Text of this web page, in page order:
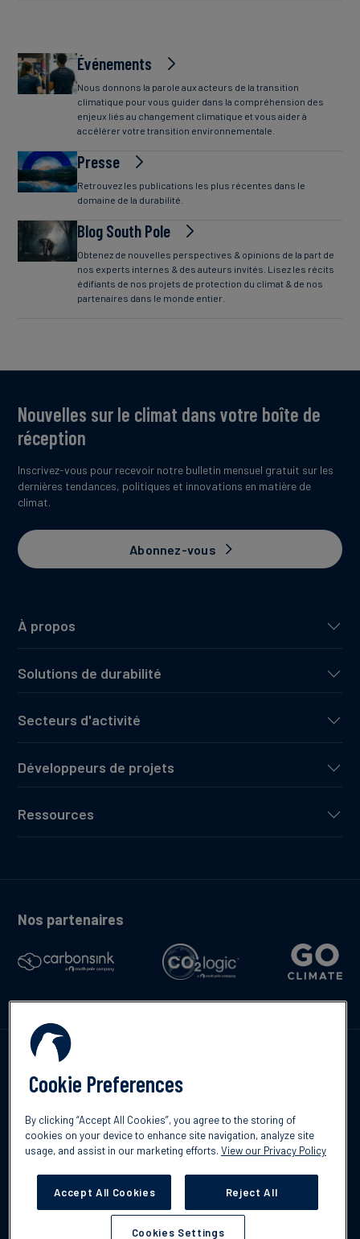
Événements
Nous donnons la parole aux acteurs de la transition
climatique pour vous guider dans la compréhension des
enjeux liés au changement climatique et vous aider à
accélérer votre transition environnementale.
Presse
Retrouvez les publications les plus récentes dans le
domaine de la durabilité.
Blog South Pole
Obtenez de nouvelles perspectives & opinions de la part de
nos experts internes & des auteurs invités. Lisez les récits
édifiants de nos projets de protection du climat & de nos
partenaires dans le monde entier.
English
À propos
Solutions de durabilité
Secteurs d'activité
Développeurs de projets
Ressources
Nouvelles sur le climat dans votre boîte de
réception
Inscrivez-vous pour recevoir notre bulletin mensuel gratuit sur les
dernières tendances, politiques et innovations en matière de
climat.
Abonnez-vous
Nos partenaires
responsabilité
Cookie Preferences
By clicking “Accept All Cookies”, you agree to the storing of
cookies on your device to enhance site navigation, analyze site
usage, and assist in our marketing efforts. View our Privacy Policy
Accept All Cookies Reject All
Cookies Settings